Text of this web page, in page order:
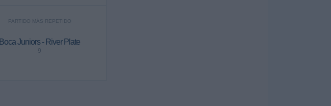
PARTIDO MÁS REPETIDO
Boca Juniors - River Plate
9